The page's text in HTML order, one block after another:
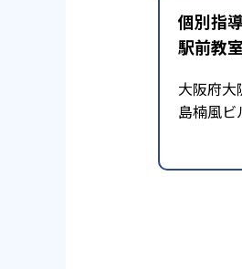
個別指
駅前教室
大阪府
島楠風